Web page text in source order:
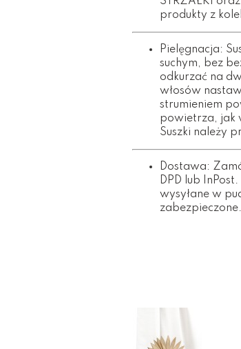
produkty z
Pielęgnacja:
suchym, bez
odkurzać na
włosów
strumieniem
powietrza, jak
Suszki należy
Dostawa:
DPD lub
wysyłane w
zabezpieczone.